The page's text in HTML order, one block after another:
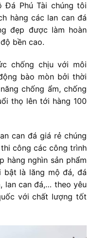
Đá Phú Tài chúng tôi
hàng các lan can đá
đẹp được làm hoàn
bền cao.
chống chịu với môi
bào mòn bởi thời
chống ẩm, chống
thọ lên tới hàng 100
can đá giá rẻ chúng
công các công trình
hàng nghìn sản phẩm
bật là lăng mộ đá, đá
lan can đá,… theo yêu
với chất lượng tốt